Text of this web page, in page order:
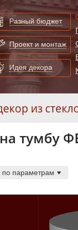
Разный бюджет
Проект и монтаж
Идея декора
из
55
247
87
тумбу
по параметрам